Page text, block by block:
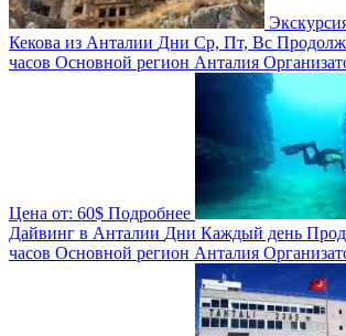
Кекова из Анталии Дни Ср, Пт, Вс
часов Основной регион Анталия
Цена от: 60$ Подробнее
Дайвинг в Анталии Дни Каждый день
часов Основной регион Анталия